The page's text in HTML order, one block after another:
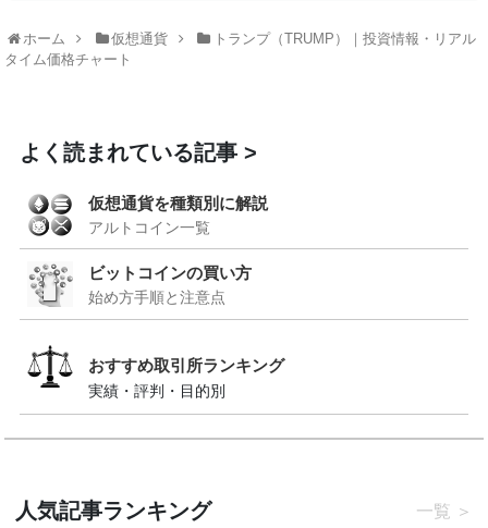
ホーム 仮想通貨
トランプ（TRUMP）｜投資情報・リアル
タイム価格チャート
よく読まれている記事
仮想通貨を種類別に解説
アルトコイン一覧
ビットコインの買い方
始め方手順と注意点
おすすめ取引所ランキング
実績・評判・目的別
人気記事ランキング 一覧